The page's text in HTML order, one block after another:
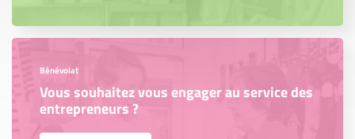
Bénévolat
Vous souhaitez vous engager au service des
entrepreneurs ?